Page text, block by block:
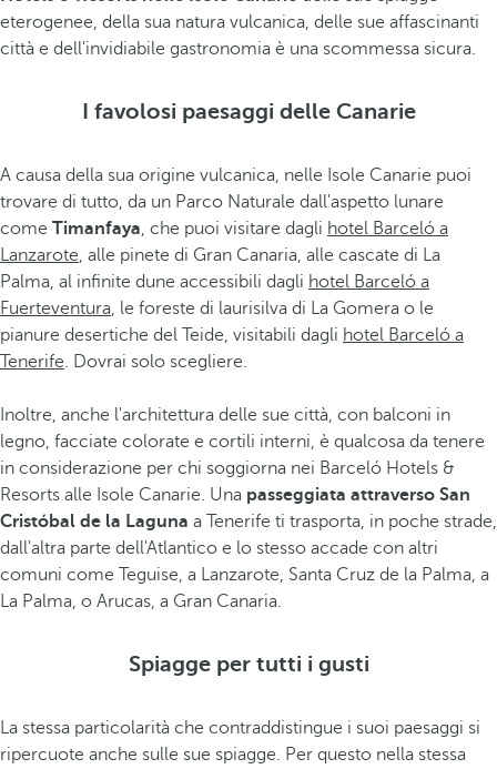
eterogenee, della sua natura vulcanica, delle sue affascinanti
città e dell'invidiabile gastronomia è una scommessa sicura.
I favolosi paesaggi delle Canarie
A causa della sua origine vulcanica, nelle Isole Canarie puoi
trovare di tutto, da un Parco Naturale dall'aspetto lunare
come Timanfaya, che puoi visitare dagli hotel Barceló a
Lanzarote, alle pinete di Gran Canaria, alle cascate di La
Palma, al infinite dune accessibili dagli hotel Barceló a
Fuerteventura, le foreste di laurisilva di La Gomera o le
pianure desertiche del Teide, visitabili dagli hotel Barceló a
Tenerife. Dovrai solo scegliere.
Inoltre, anche l'architettura delle sue città, con balconi in
legno, facciate colorate e cortili interni, è qualcosa da tenere
in considerazione per chi soggiorna nei Barceló Hotels &
Resorts alle Isole Canarie. Una passeggiata attraverso San
Cristóbal de la Laguna a Tenerife ti trasporta, in poche strade,
dall'altra parte dell'Atlantico e lo stesso accade con altri
comuni come Teguise, a Lanzarote, Santa Cruz de la Palma, a
La Palma, o Arucas, a Gran Canaria.
Spiagge per tutti i gusti
La stessa particolarità che contraddistingue i suoi paesaggi si
ripercuote anche sulle sue spiagge. Per questo nella stessa